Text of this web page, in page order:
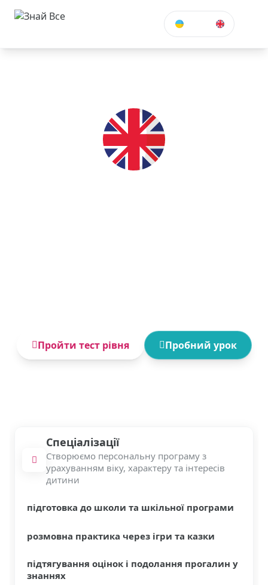
Пройти тест рівня Пробний урок
Спеціалізації
Створюємо персональну програму з
урахуванням віку, характеру та інтересів
дитини
підготовка до школи та шкільної програми
розмовна практика через ігри та казки
підтягування оцінок і подолання прогалин у
знаннях